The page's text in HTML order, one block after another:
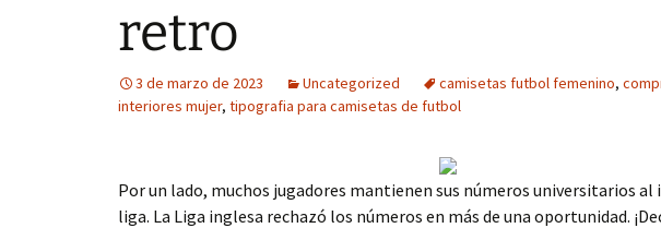
retro
3 de marzo de 2023 Uncategorized camisetas futbol femenino,
interiores mujer, tipografia para camisetas de futbol
Por un lado, muchos jugadores mantienen sus números universitarios al
liga. La Liga inglesa rechazó los números en más de una oportunidad.